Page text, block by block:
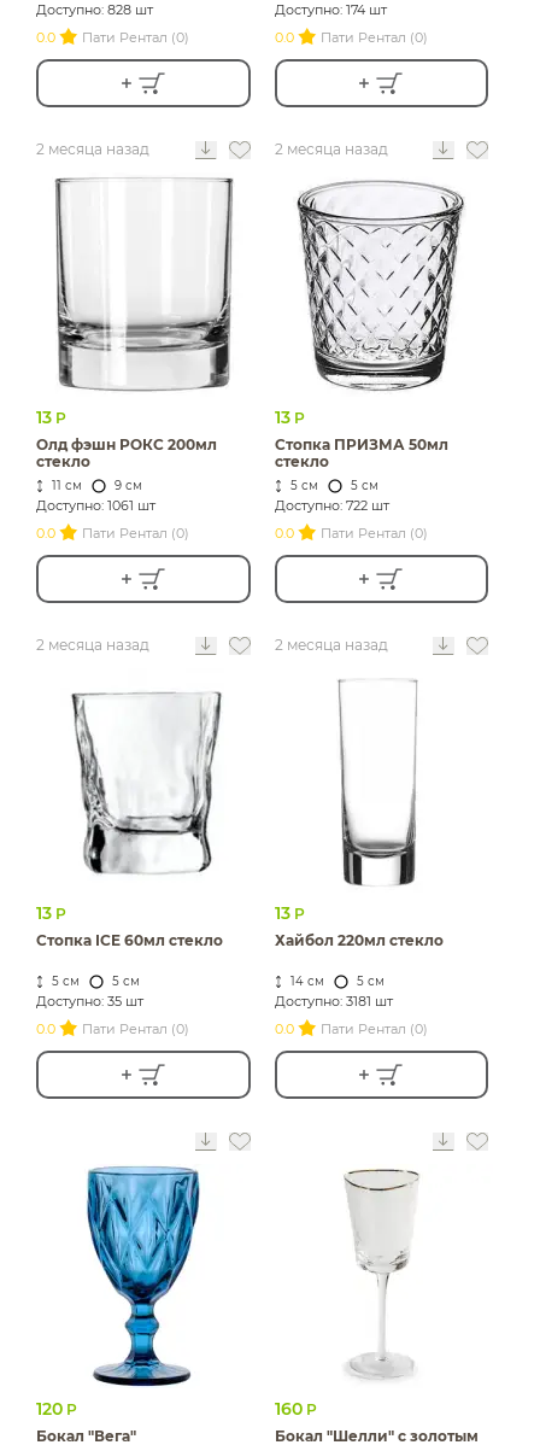
Доступно: 828 шт
0.0
Пати Рентал (0)
Доступно: 174 шт
0.0
Пати Рентал (0)
2 месяца назад
13 Р
Олд фэшн РОКС 200мл
стекло
11 см 9 см
Доступно: 1061 шт
0.0
Пати Рентал (0)
2 месяца назад
13 Р
Стопка ПРИЗМА 50мл
стекло
5 см 5 см
Доступно: 722 шт
0.0
Пати Рентал (0)
2 месяца назад
13 Р
Стопка ICE 60мл стекло
5 см 5 см
Доступно: 35 шт
0.0
Пати Рентал (0)
2 месяца назад
13 Р
Хайбол 220мл стекло
14 см 5 см
Доступно: 3181 шт
0.0
Пати Рентал (0)
120 Р
Бокал "Вега"
160 Р
Бокал "Шелли" с золотым